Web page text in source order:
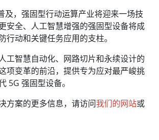
及，强固型行动运算产业将迎来一场技
安全、人工智慧增强的强固型设备将成
行动和关键任务应用的支柱。
工智慧自动化、网路切片和永续设计的
项变革的前沿，提供专为应对最严峻挑
5G 强固型设备。
方案的更多信息，请访问我们的网站或